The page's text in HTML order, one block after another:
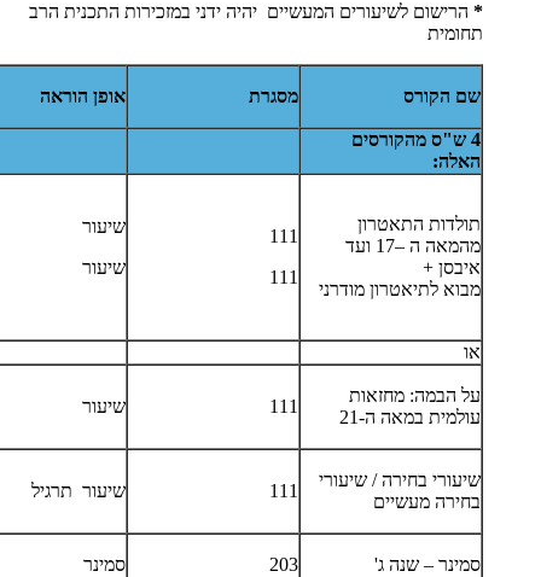
* הרישום לשיעורים המעשיים יהיה ידני במזכירות התכנית הרב
תחומית
שם הקורס מסגרת אופן הוראה
4 ש"ס מהקורסים
האלה:
תולדות התאטרון
מהמאה ה –17 ועד
איבסן +
מבוא לתיאטרון מודרני
111
111
שיעור
שיעור
או
על הבמה: מחזאות
עולמית במאה ה-21
111 שיעור
שיעורי בחירה / שיעורי
בחירה מעשיים
111 שיעור תרגיל
סמינר – שנה ג' 203 סמינר